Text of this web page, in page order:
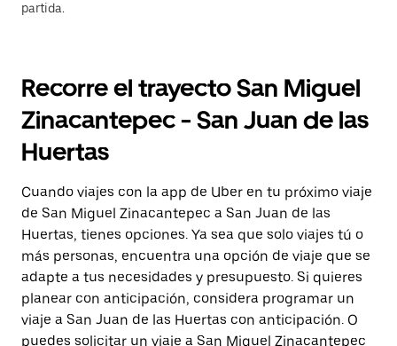
partida.
Recorre el trayecto San Miguel
Zinacantepec - San Juan de las
Huertas
Cuando viajes con la app de Uber en tu próximo viaje
de San Miguel Zinacantepec a San Juan de las
Huertas, tienes opciones. Ya sea que solo viajes tú o
más personas, encuentra una opción de viaje que se
adapte a tus necesidades y presupuesto. Si quieres
planear con anticipación, considera programar un
viaje a San Juan de las Huertas con anticipación. O
puedes solicitar un viaje a San Miguel Zinacantepec